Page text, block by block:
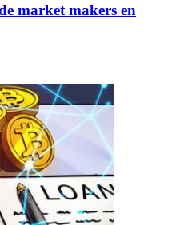
market makers en